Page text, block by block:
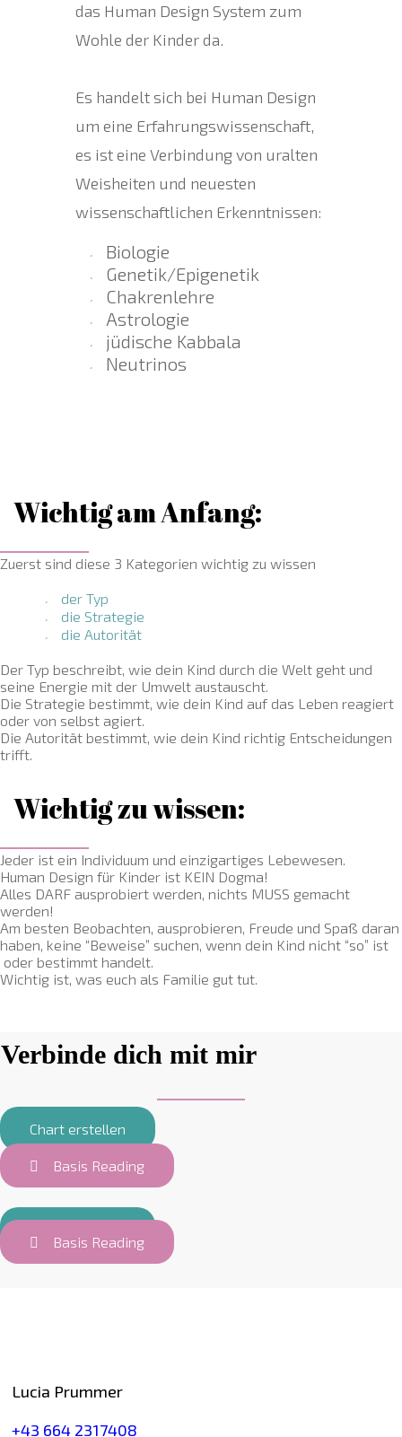
das Human Design System zum
Wohle der Kinder da.
Es handelt sich bei Human Design
um eine Erfahrungswissenschaft,
es ist eine Verbindung von uralten
Weisheiten und neuesten
wissenschaftlichen Erkenntnissen:
Biologie
Genetik/Epigenetik
Chakrenlehre
Astrologie
jüdische Kabbala
Neutrinos
Wichtig am Anfang:
Zuerst sind diese 3 Kategorien wichtig zu wissen
der Typ
die Strategie
die Autorität
Der Typ beschreibt, wie dein Kind durch die Welt geht und
seine Energie mit der Umwelt austauscht.
Die Strategie bestimmt, wie dein Kind auf das Leben reagiert
oder von selbst agiert.
Die Autorität bestimmt, wie dein Kind richtig Entscheidungen
trifft.
Wichtig zu wissen:
Jeder ist ein Individuum und einzigartiges Lebewesen.
Human Design für Kinder ist KEIN Dogma!
Alles DARF ausprobiert werden, nichts MUSS gemacht
werden!
Am besten Beobachten, ausprobieren, Freude und Spaß daran
haben, keine “Beweise” suchen, wenn dein Kind nicht “so” ist
oder bestimmt handelt.
Wichtig ist, was euch als Familie gut tut.
Verbinde dich mit mir
Chart erstellen
Basis Reading
Basis Reading
Lucia Prummer
+43 664 2317408